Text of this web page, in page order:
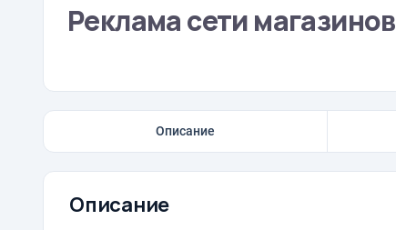
Реклама сети магазинов
Описание
Описание